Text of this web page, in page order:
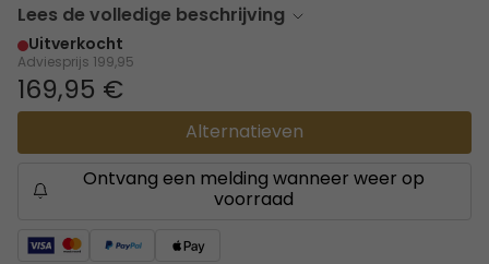
Lees de volledige beschrijving
Uitverkocht
Adviesprijs 199,95
169,95 €
Alternatieven
Ontvang een melding wanneer weer op
voorraad